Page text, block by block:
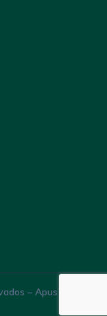
– ApusTheme